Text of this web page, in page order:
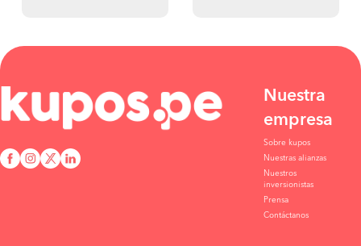
Nuestra
empresa
Sobre kupos
Nuestras alianzas
Nuestros
inversionistas
Prensa
Contáctanos